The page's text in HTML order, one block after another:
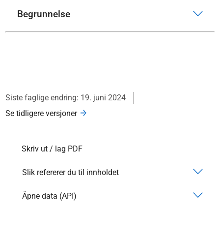
Begrunnelse
Siste faglige endring: 19. juni 2024
Se tidligere versjoner
Skriv ut / lag PDF
Slik refererer du til innholdet
Åpne data (API)